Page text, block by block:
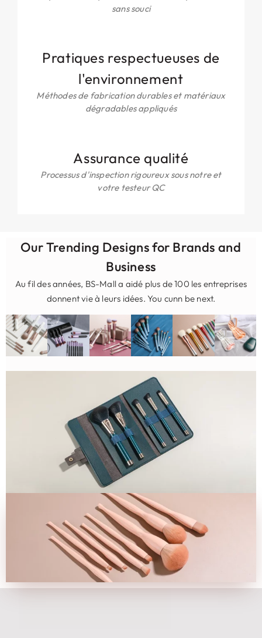
sans souci
Pratiques respectueuses de
l'environnement
Méthodes de fabrication durables et matériaux
dégradables appliqués
Assurance qualité
Processus d'inspection rigoureux sous notre et
votre testeur QC
Our Trending Designs for Brands and
Business
Au fil des années, BS-Mall a aidé plus de 100 les entreprises
donnent vie à leurs idées. You cunn be next.